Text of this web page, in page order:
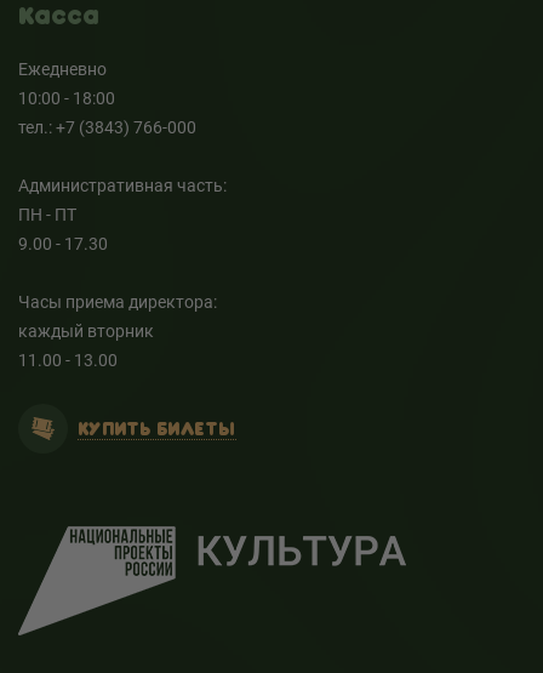
Касса
Ежедневно
10:00 - 18:00
тел.: +7 (3843) 766-000
Административная часть:
ПН - ПТ
9.00 - 17.30
Часы приема директора:
каждый вторник
11.00 - 13.00
КУПИТЬ БИЛЕТЫ